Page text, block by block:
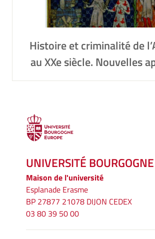
Histoire et criminalité de
au XXe siècle. Nouvelles
UNIVERSITÉ
Maison de l'université
Esplanade Erasme
BP 27877 21078 DIJON CEDEX
03 80 39 50 00